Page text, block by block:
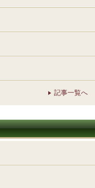
記事一覧へ